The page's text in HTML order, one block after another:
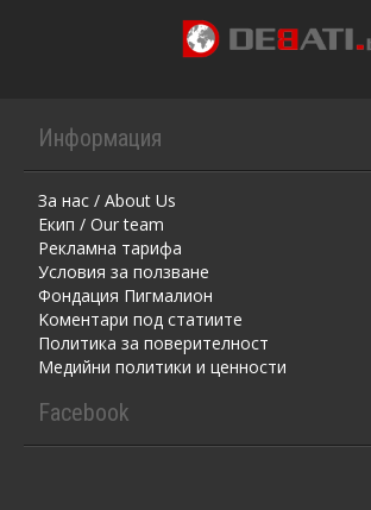
Информация
За нас / About Us
Екип / Our team
Рекламна тарифа
Условия за ползване
Фондация Пигмалион
Kоментaри под статиите
Политика за поверителност
Медийни политики и ценности
Facebook